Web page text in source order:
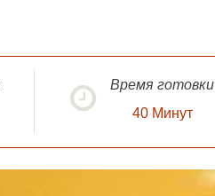
Время готовки
40 Минут